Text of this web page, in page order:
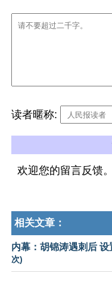
读者暱称:
欢迎您的留言反馈。
相关文章：
内幕：胡锦涛遇刺后
次)